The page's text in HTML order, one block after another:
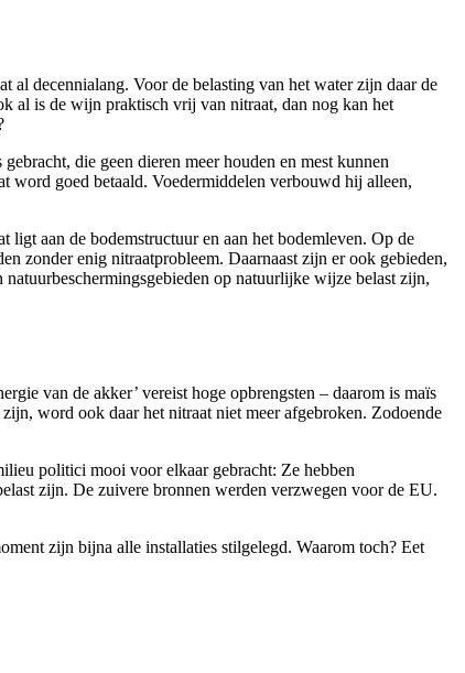
al decennialang. Voor de belasting van het water zijn daar de
al is de wijn praktisch vrij van nitraat, dan nog kan het
die geen dieren meer houden en mest kunnen
word goed betaald. Voedermiddelen verbouwd hij alleen,
aan de bodemstructuur en aan het bodemleven. Op de
zonder enig nitraatprobleem. Daarnaast zijn er ook gebieden,
op natuurlijke wijze belast zijn,
van de akker’ vereist hoge opbrengsten – daarom is maïs
word ook daar het nitraat niet meer afgebroken. Zodoende
politici mooi voor elkaar gebracht: Ze hebben
zijn. De zuivere bronnen werden verzwegen voor de EU.
zijn bijna alle installaties stilgelegd. Waarom toch? Eet